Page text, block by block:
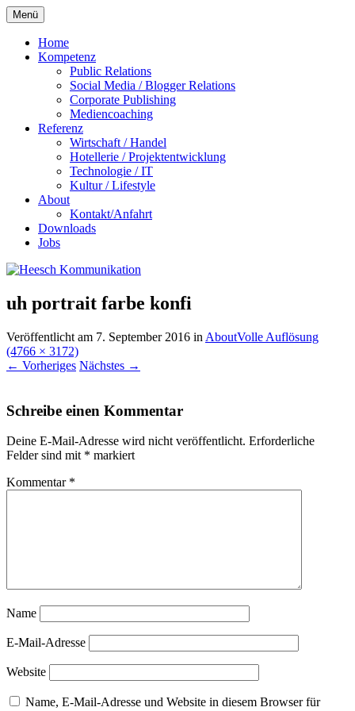
Menü Zum
Inhalt
springen
Home
Kompetenz
Public Relations
Social Media / Blogger Relations
Corporate Publishing
Mediencoaching
Referenz
Wirtschaft / Handel
Hotellerie / Projektentwicklung
Technologie / IT
Kultur / Lifestyle
About
Kontakt/Anfahrt
Downloads
Jobs
uh portrait farbe konfi
Veröffentlicht am 7. September 2016 in AboutVolle Auflösung
(4766 × 3172)
← Vorheriges Nächstes →
Schreibe einen Kommentar
Deine E-Mail-Adresse wird nicht veröffentlicht. Erforderliche
Felder sind mit * markiert
Kommentar *
Name
E-Mail-Adresse
Website
Name, E-Mail-Adresse und Website in diesem Browser für